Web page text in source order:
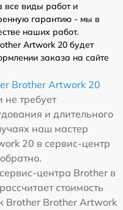
все виды работ и
гарантию - мы в
наших работ.
Artwork 20 будет
заказа на сайте
Brother Artwork 20
не требует
и длительного
наш мастер
20 в сервис-центр
центра Brother в
стоимость
Brother Brother Artwork